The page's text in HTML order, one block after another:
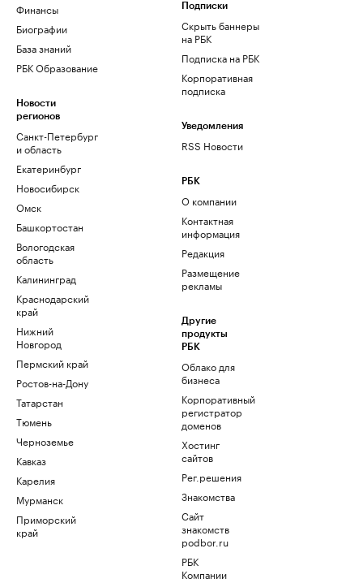
Финансы
Биографии
База знаний
РБК Образование
Новости
регионов
Санкт-Петербург
и область
Екатеринбург
Новосибирск
Омск
Башкортостан
Вологодская
область
Калининград
Краснодарский
край
Нижний
Новгород
Пермский край
Ростов-на-Дону
Татарстан
Тюмень
Черноземье
Кавказ
Карелия
Мурманск
Приморский
край
Подписки
Скрыть баннеры
на РБК
Подписка на РБК
Корпоративная
подписка
Уведомления
RSS Новости
РБК
О компании
Контактная
информация
Редакция
Размещение
рекламы
Другие
продукты
РБК
Облако для
бизнеса
Корпоративный
регистратор
доменов
Хостинг
сайтов
Рег.решения
Знакомства
Сайт
знакомств
podbor.ru
РБК
Компании